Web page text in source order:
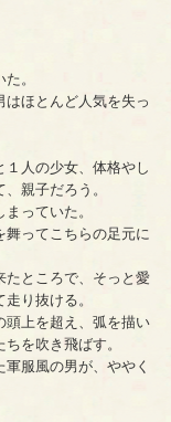
。
ほとんど人気を失っ
人の少女、体格やし
親子だろう。
っていた。
ってこちらの足元に
ところで、そっと愛
り抜ける。
上を超え、弧を描い
を吹き飛ばす。
服風の男が、ややく